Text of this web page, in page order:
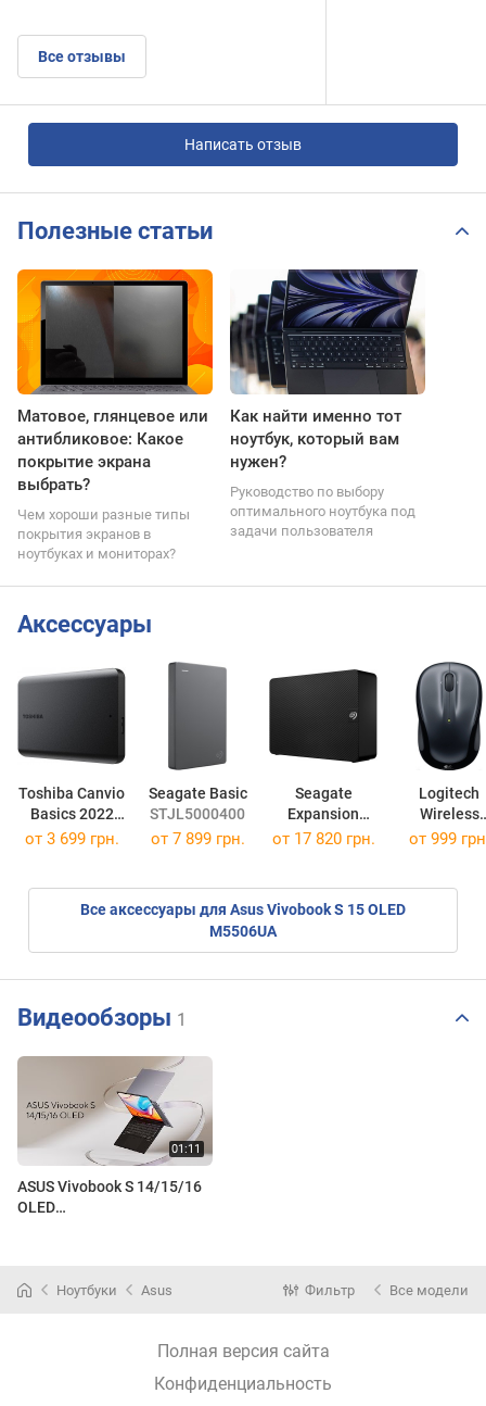
Все отзывы
Написать отзыв
Полезные статьи
Матовое, глянцевое или
антибликовое: Какое
покрытие экрана
выбрать?
Чем хороши разные типы
покрытия экранов в
ноутбуках и мониторах?
Как найти именно тот
ноутбук, который вам
нужен?
Руководство по выбору
оптимального ноутбука под
задачи пользователя
Аксессуары
Toshiba Canvio
Basics 2022
HDTB510EK3AA
Seagate Basic
STJL5000400
Seagate
Expansion
STKP
Logitech
Wireless
Mouse
от 3 699 грн. от 7 899 грн. от 17 820 грн. от 999
Все аксессуары для Asus Vivobook S 15 OLED
M5506UA
Видеообзоры 1
ASUS Vivobook S 14/15/16
OLED
Ноутбуки Asus Фильтр Все модели
Полная версия сайта
Конфиденциальность